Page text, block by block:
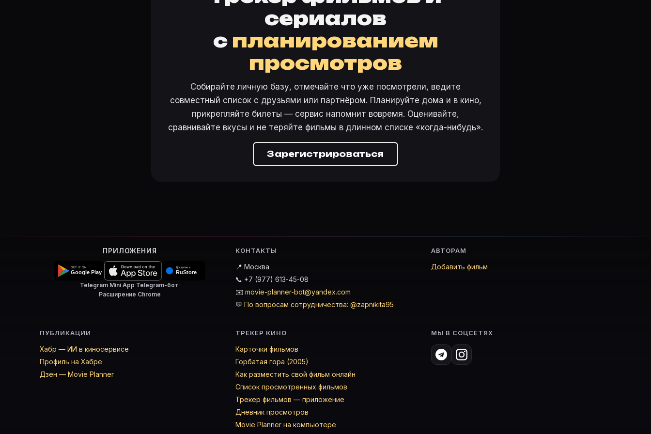
сериалов
с планированием
просмотров
Собирайте личную базу, отмечайте что уже посмотрели, ведите
совместный список с друзьями или партнёром. Планируйте дома и в кино,
прикрепляйте билеты — сервис напомнит вовремя. Оценивайте,
сравнивайте вкусы и не теряйте фильмы в длинном списке «когда-нибудь».
Зарегистрироваться
ПРИЛОЖЕНИЯ
Telegram Mini App·Telegram-бот·
Расширение Chrome
КОНТАКТЫ
📍 Москва
📞 +7 (977) 613-45-08
✉️ movie-planner-bot@yandex.com
💬 По вопросам сотрудничества: @zapnikita95
АВТОРАМ
Добавить фильм
ПУБЛИКАЦИИ
Хабр — ИИ в киносервисе
Профиль на Хабре
Дзен — Movie Planner
ТРЕКЕР КИНО
Карточки фильмов
Горбатая гора (2005)
Как разместить свой фильм онлайн
Список просмотренных фильмов
Трекер фильмов — приложение
Дневник просмотров
Movie Planner на компьютере
МЫ В СОЦСЕТЯХ